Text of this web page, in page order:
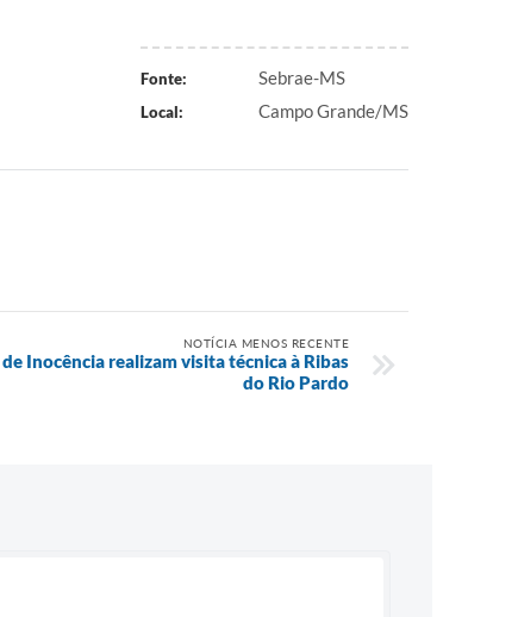
Fonte: Sebrae-MS
Local: Campo Grande/MS
NOTÍCIA MENOS RECENTE
Inocência realizam visita técnica à Ribas
do Rio Pardo